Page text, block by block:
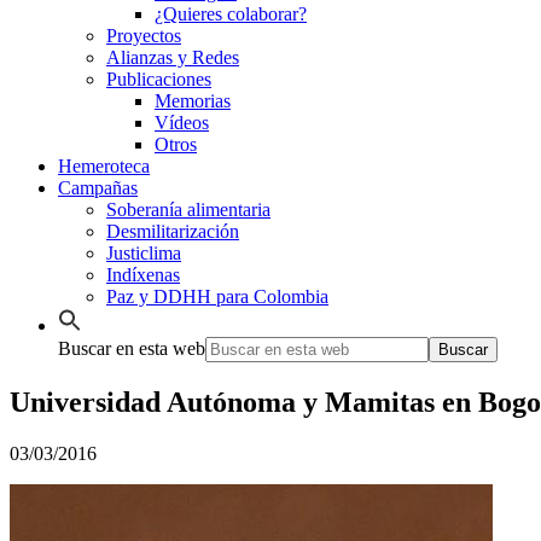
¿Quieres colaborar?
Proyectos
Alianzas y Redes
Publicaciones
Memorias
Vídeos
Otros
Hemeroteca
Campañas
Soberanía alimentaria
Desmilitarización
Justiclima
Indíxenas
Paz y DDHH para Colombia
Buscar en esta web
Universidad Autónoma y Mamitas en
03/03/2016